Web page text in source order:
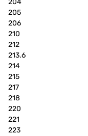
204
205
206
210
212
213.6
214
215
217
218
220
221
223